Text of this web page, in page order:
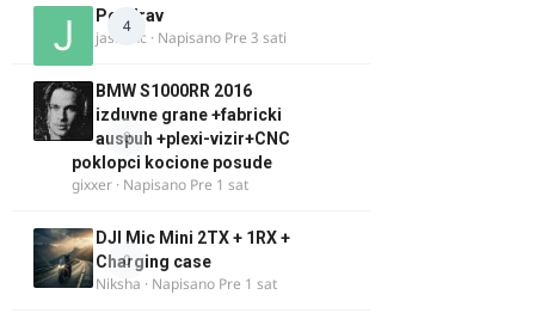
4
Pozdrav
jasminc · Napisano Pre 3 sati
0
BMW S1000RR 2016
izduvne grane +fabricki
auspuh +plexi-vizir+CNC
poklopci kocione posude
gixxer · Napisano Pre 1 sat
0
DJI Mic Mini 2TX + 1RX +
Charging case
Niksha · Napisano Pre 1 sat